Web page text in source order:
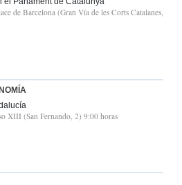
de Barcelona (Gran Vía de les Corts Catalanes,
XIII (San Fernando, 2) 9:00 horas